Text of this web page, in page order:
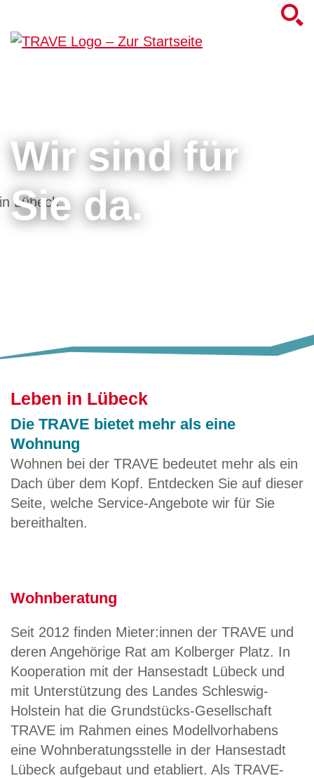
Wir sind für
Sie da.
Leben in Lübeck
Die TRAVE bietet mehr als eine
Wohnung
Wohnen bei der TRAVE bedeutet mehr als ein
Dach über dem Kopf. Entdecken Sie auf dieser
Seite, welche Service-Angebote wir für Sie
bereithalten.
Wohnberatung
Seit 2012 finden Mieter:innen der TRAVE und
deren Angehörige Rat am Kolberger Platz. In
Kooperation mit der Hansestadt Lübeck und
mit Unterstützung des Landes Schleswig-
Holstein hat die Grundstücks-Gesellschaft
TRAVE im Rahmen eines Modellvorhabens
eine Wohnberatungsstelle in der Hansestadt
Lübeck aufgebaut und etabliert. Als TRAVE-